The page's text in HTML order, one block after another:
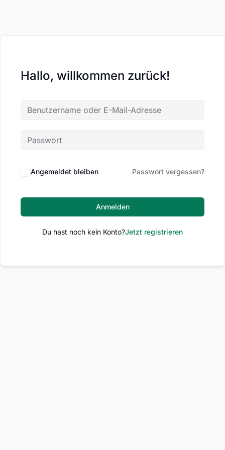
Hallo, willkommen zurück!
Angemeldet bleiben Passwort vergessen?
Anmelden
Du hast noch kein Konto?Jetzt registrieren